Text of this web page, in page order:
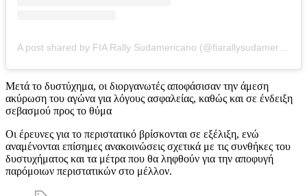
A post shared by FIA Rally Sudamericano (@fiarallysudamericano)
Μετά το δυστύχημα, οι διοργανωτές αποφάσισαν την άμεση
ακύρωση του αγώνα για λόγους ασφαλείας, καθώς και σε ένδειξη
σεβασμού προς το θύμα
Οι έρευνες για το περιστατικό βρίσκονται σε εξέλιξη, ενώ
αναμένονται επίσημες ανακοινώσεις σχετικά με τις συνθήκες του
δυστυχήματος και τα μέτρα που θα ληφθούν για την αποφυγή
παρόμοιων περιστατικών στο μέλλον.